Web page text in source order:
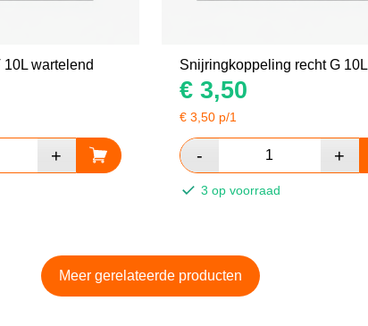
wartelend Snijringkoppeling recht G 10L
€3,50
€ 3,50p/1
3 op voorraad
Meer gerelateerde producten